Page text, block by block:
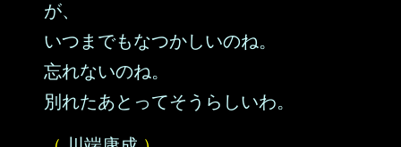
が、
いつまでもなつかしいのね。
忘れないのね。
別れたあとってそうらしいわ。